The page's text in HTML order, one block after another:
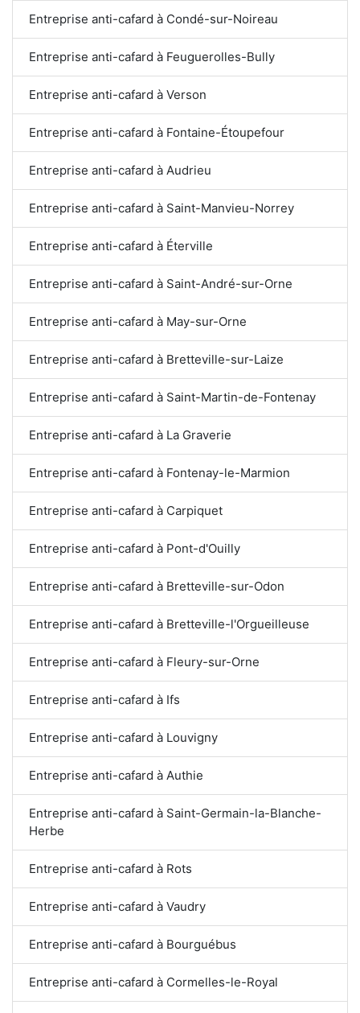
Entreprise anti-cafard à Condé-sur-Noireau
Entreprise anti-cafard à Feuguerolles-Bully
Entreprise anti-cafard à Verson
Entreprise anti-cafard à Fontaine-Étoupefour
Entreprise anti-cafard à Audrieu
Entreprise anti-cafard à Saint-Manvieu-Norrey
Entreprise anti-cafard à Éterville
Entreprise anti-cafard à Saint-André-sur-Orne
Entreprise anti-cafard à May-sur-Orne
Entreprise anti-cafard à Bretteville-sur-Laize
Entreprise anti-cafard à Saint-Martin-de-Fontenay
Entreprise anti-cafard à La Graverie
Entreprise anti-cafard à Fontenay-le-Marmion
Entreprise anti-cafard à Carpiquet
Entreprise anti-cafard à Pont-d'Ouilly
Entreprise anti-cafard à Bretteville-sur-Odon
Entreprise anti-cafard à Bretteville-l'Orgueilleuse
Entreprise anti-cafard à Fleury-sur-Orne
Entreprise anti-cafard à Ifs
Entreprise anti-cafard à Louvigny
Entreprise anti-cafard à Authie
Entreprise anti-cafard à Saint-Germain-la-Blanche-
Herbe
Entreprise anti-cafard à Rots
Entreprise anti-cafard à Vaudry
Entreprise anti-cafard à Bourguébus
Entreprise anti-cafard à Cormelles-le-Royal